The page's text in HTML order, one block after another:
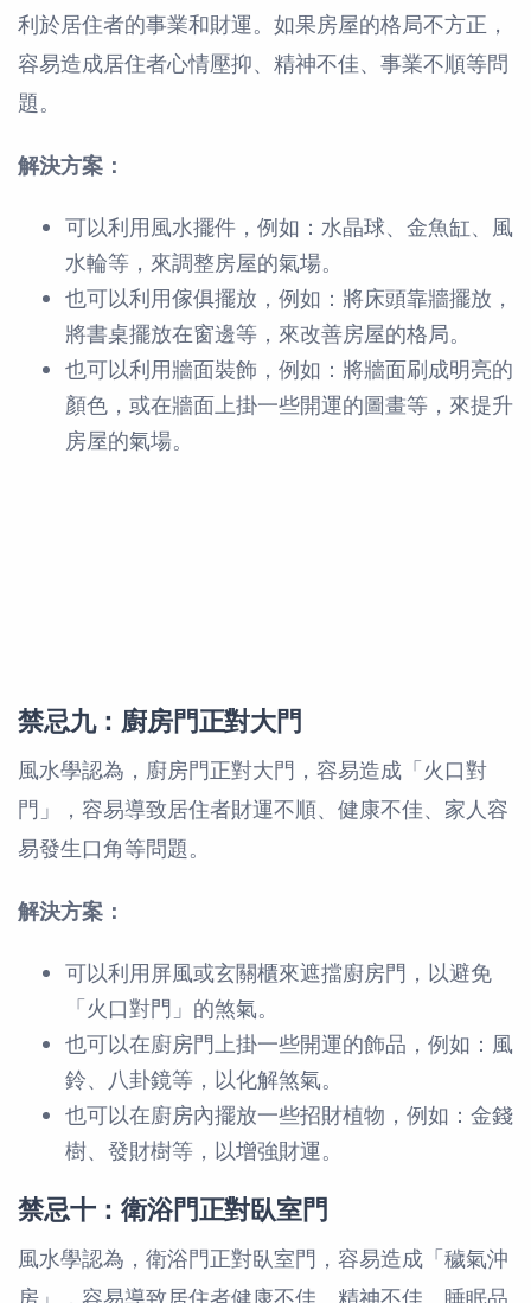
利於居住者的事業和財運。如果房屋的格局不方正，
容易造成居住者心情壓抑、精神不佳、事業不順等問
題。
解決方案：
可以利用風水擺件，例如：水晶球、金魚缸、風
水輪等，來調整房屋的氣場。
也可以利用傢俱擺放，例如：將床頭靠牆擺放，
將書桌擺放在窗邊等，來改善房屋的格局。
也可以利用牆面裝飾，例如：將牆面刷成明亮的
顏色，或在牆面上掛一些開運的圖畫等，來提升
房屋的氣場。
禁忌九：廚房門正對大門
風水學認為，廚房門正對大門，容易造成「火口對
門」，容易導致居住者財運不順、健康不佳、家人容
易發生口角等問題。
解決方案：
可以利用屏風或玄關櫃來遮擋廚房門，以避免
「火口對門」的煞氣。
也可以在廚房門上掛一些開運的飾品，例如：風
鈴、八卦鏡等，以化解煞氣。
也可以在廚房內擺放一些招財植物，例如：金錢
樹、發財樹等，以增強財運。
禁忌十：衛浴門正對臥室門
風水學認為，衛浴門正對臥室門，容易造成「穢氣沖
房」，容易導致居住者健康不佳、精神不佳、睡眠品